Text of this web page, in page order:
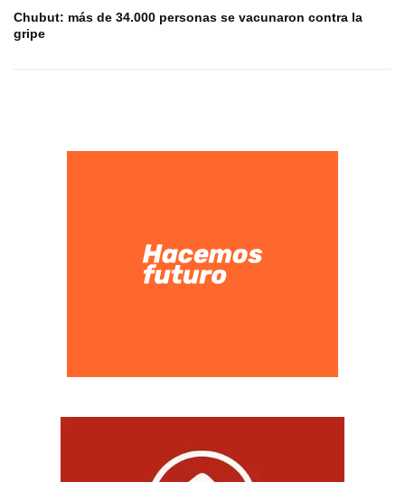
Chubut: más de 34.000 personas se vacunaron contra la
gripe